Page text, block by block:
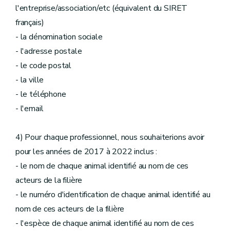
l'entreprise/association/etc (équivalent du SIRET
français)
- la dénomination sociale
- l'adresse postale
- le code postal
- la ville
- le téléphone
- l'email
4) Pour chaque professionnel, nous souhaiterions avoir
pour les années de 2017 à 2022 inclus :
- le nom de chaque animal identifié au nom de ces
acteurs de la filière
- le numéro d'identification de chaque animal identifié au
nom de ces acteurs de la filière
- l'espèce de chaque animal identifié au nom de ces